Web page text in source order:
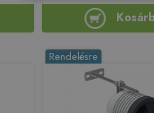
Rendelésre